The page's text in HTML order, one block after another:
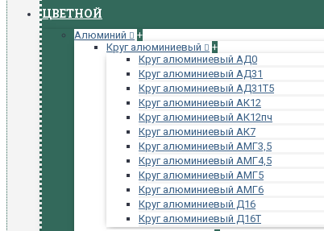
ЦВЕТНОЙ
Алюминий
+
Круг алюминиевый
+
Круг алюминиевый АД0
Круг алюминиевый АД31
Круг алюминиевый АД31Т5
Круг алюминиевый АК12
Круг алюминиевый АК12пч
Круг алюминиевый АК7
Круг алюминиевый АМГ3,5
Круг алюминиевый АМГ4,5
Круг алюминиевый АМГ5
Круг алюминиевый АМГ6
Круг алюминиевый Д16
Круг алюминиевый Д16Т